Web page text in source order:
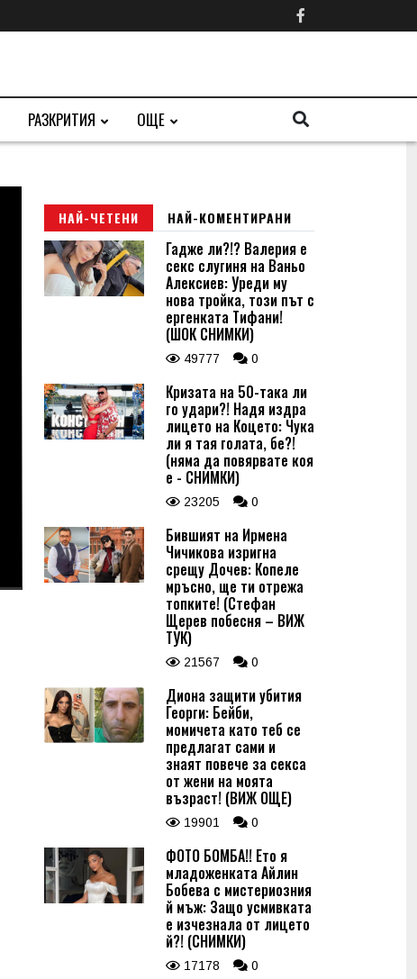
РАЗКРИТИЯ ОЩЕ
НАЙ-ЧЕТЕНИ НАЙ-КОМЕНТИРАНИ
Гадже ли?!? Валерия е
секс слугиня на Ваньо
Алексиев: Уреди му
нова тройка, този път с
ергенката Тифани!
(ШОК СНИМКИ)
49777 0
Кризата на 50-така ли
го удари?! Надя издра
лицето на Коцето: Чука
ли я тая голата, бе?!
(няма да повярвате коя
е - СНИМКИ)
23205 0
Бившият на Ирмена
Чичикова изригна
срещу Дочев: Копеле
мръсно, ще ти отрежа
топките! (Стефан
Щерев побесня – ВИЖ
ТУК)
21567 0
Диона защити убития
Георги: Бейби,
момичета като теб се
предлагат сами и
знаят повече за секса
от жени на моята
възраст! (ВИЖ ОЩЕ)
19901 0
ФОТО БОМБА!! Ето я
младоженката Айлин
Бобева с мистериозния
й мъж: Защо усмивката
е изчезнала от лицето
й?! (СНИМКИ)
17178 0